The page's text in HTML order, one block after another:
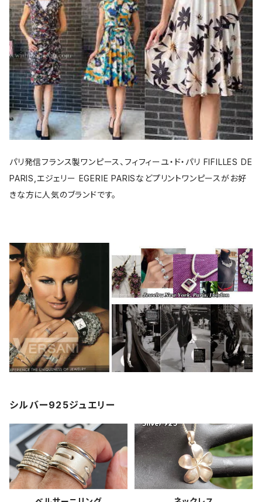
パリ発信フランス製ワンピース、フィフィーユ・ド・パリ FIFILLES DE
PARIS,エジェリー EGERIE PARISなどプリントワンピースがお好
きな方に人気のブランドです。
シルバー925ジュエリー